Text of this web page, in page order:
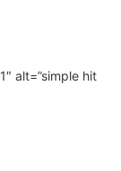
alt=”simple hit